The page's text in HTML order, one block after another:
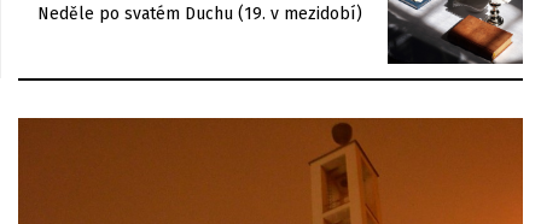
Neděle po svatém Duchu (19. v mezidobí)